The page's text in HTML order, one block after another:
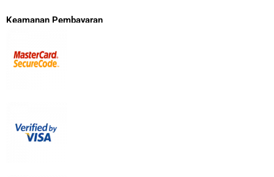
Keamanan Pembayaran